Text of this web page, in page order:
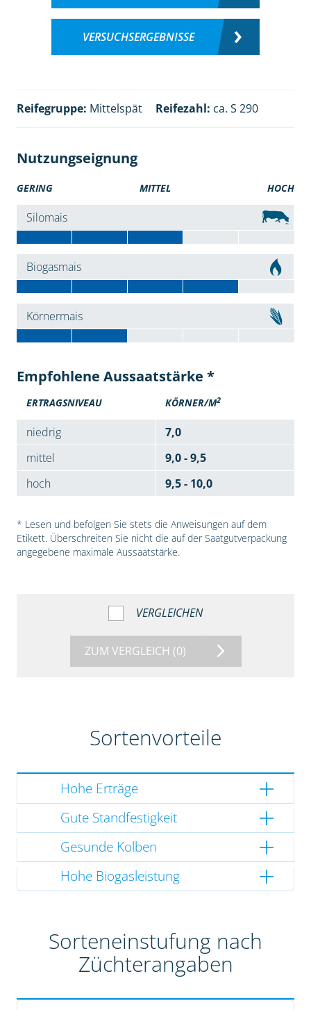
VERSUCHSERGEBNISSE
Reifegruppe: Mittelspät Reifezahl: ca. S 290
Nutzungseignung
GERING MITTEL HOCH
Silomais
Biogasmais
Körnermais
Empfohlene Aussaatstärke *
ERTRAGSNIVEAU KÖRNER/M2
niedrig
7,0
mittel
9,0 - 9,5
hoch
9,5 - 10,0
* Lesen und befolgen Sie stets die Anweisungen auf dem
Etikett. Überschreiten Sie nicht die auf der Saatgutverpackung
angegebene maximale Aussaatstärke.
VERGLEICHEN
ZUM VERGLEICH (0)
Sortenvorteile
Hohe Erträge
Gute Standfestigkeit
Gesunde Kolben
Hohe Biogasleistung
Sorteneinstufung nach
Züchterangaben